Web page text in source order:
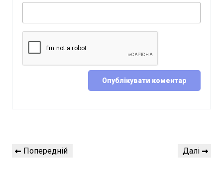
Навігація
записів
Попередній
Попередній
Наступний
Далі